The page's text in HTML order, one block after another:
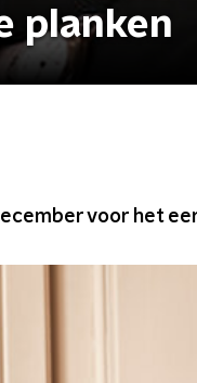
planken
voor het